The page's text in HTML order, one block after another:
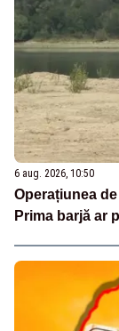
6 aug. 2026, 10:50
Operațiunea
Prima barjă ar